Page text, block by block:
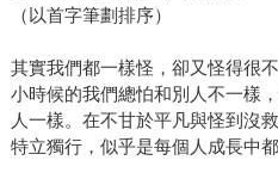
（以首字筆劃排序）
其實我們都一樣怪，卻又怪得很
小時候的我們總怕和別人不一樣
人一樣。在不甘於平凡與怪到沒
特立獨行，似乎是每個人成長中